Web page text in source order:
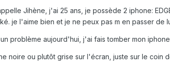
Jihène, j'ai 25 ans, je possède 2 iphone:
je l'aime bien et je ne peux pas m en passer de
problème aujourd'hui, j'ai fais tomber mon
noire ou plutôt grise sur l'écran, juste sur le coin